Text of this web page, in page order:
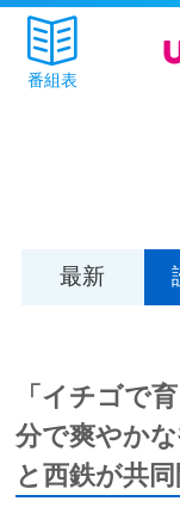
番組表
最新
「イチゴで
分で爽やか
と西鉄が共